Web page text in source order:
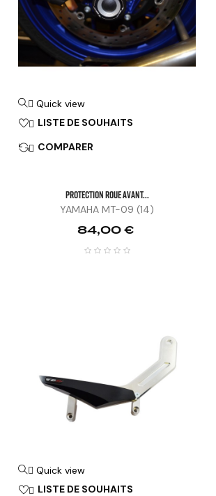
 Quick view
 LISTE DE SOUHAITS
 COMPARER
PROTECTION ROUE AVANT...
YAMAHA MT-09 (14)
Prix
84,00 €
 Quick view
 LISTE DE SOUHAITS